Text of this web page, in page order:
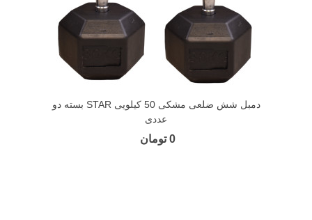
دمبل شش ضلعی مشکی 50 کیلویی STAR بسته دو
عددی
0 تومان